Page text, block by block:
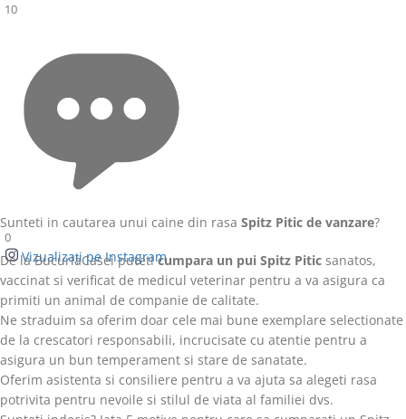
10
0
Vizualizați pe Instagram
Sunteti in cautarea unui caine din rasa Spitz Pitic de vanzare?
De la BucuriaCasei puteticumpara un pui Spitz Pitic sanatos,
vaccinat si verificat de medicul veterinar pentru a va asigura ca
primiti un animal de companie de calitate.
Ne straduim sa oferim doar cele mai bune exemplare selectionate
de la crescatori responsabili, incrucisate cu atentie pentru a
asigura un bun temperament si stare de sanatate.
Oferim asistenta si consiliere pentru a va ajuta sa alegeti rasa
potrivita pentru nevoile si stilul de viata al familiei dvs.